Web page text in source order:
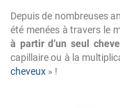
Depuis de nombreuses
été menées à travers le
à partir d’un seul
capillaire ou à la
cheveux » !